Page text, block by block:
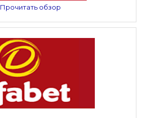
Прочитать обзор